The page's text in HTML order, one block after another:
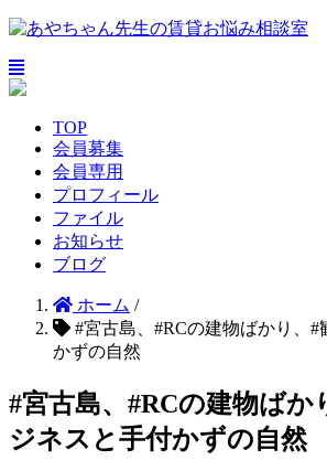
TOP
会員募集
会員専用
プロフィール
ファイル
お知らせ
ブログ
ホーム /
#宮古島、#RCの建物ばかり、
かずの自然
#宮古島、#RCの建物ばか
ジネスと手付かずの自然